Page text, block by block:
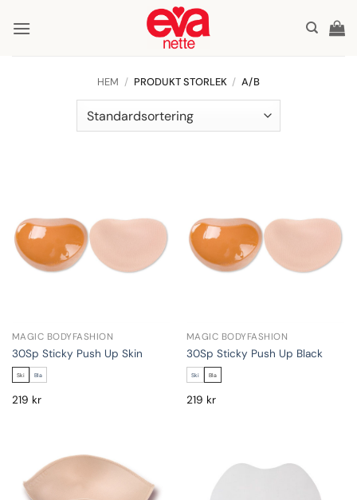
HEM / PRODUKT STORLEK / A/B
MAGIC BODYFASHION
30Sp Sticky Push Up Skin
Ski Bla
219 kr
MAGIC BODYFASHION
30Sp Sticky Push Up Black
Ski Bla
219 kr